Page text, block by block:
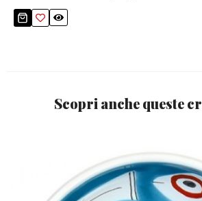
Scopri anche queste